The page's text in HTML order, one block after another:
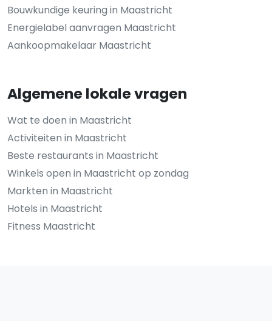
Bouwkundige keuring in Maastricht
Energielabel aanvragen Maastricht
Aankoopmakelaar Maastricht
Algemene lokale vragen
Wat te doen in Maastricht
Activiteiten in Maastricht
Beste restaurants in Maastricht
Winkels open in Maastricht op zondag
Markten in Maastricht
Hotels in Maastricht
Fitness Maastricht